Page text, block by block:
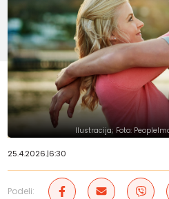
Ilustracija; Foto:
25.4.2026.|6:30
Podeli: